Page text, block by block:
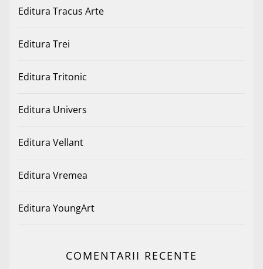
Editura Tracus Arte
Editura Trei
Editura Tritonic
Editura Univers
Editura Vellant
Editura Vremea
Editura YoungArt
COMENTARII RECENTE